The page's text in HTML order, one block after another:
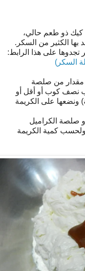
كيك ذو طعم حالي،
الكثير من السكر.
على هذا الرابط:
السكر)
مقدار من صلصة
نصف كوب أو أقل أو
ونضعها على الكريمة
صلصة الكراميل
ولحسب كمية الكريمة